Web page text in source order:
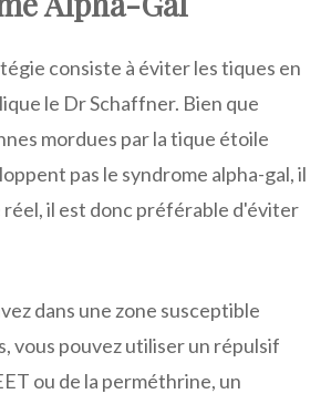
consiste à éviter les tiques en
le Dr Schaffner. Bien que
mordues par la tique étoile
pas le syndrome alpha-gal, il
réel, il est donc préférable d'éviter
dans une zone susceptible
vous pouvez utiliser un répulsif
ou de la perméthrine, un